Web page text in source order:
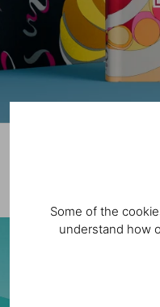
Some of the
understand how